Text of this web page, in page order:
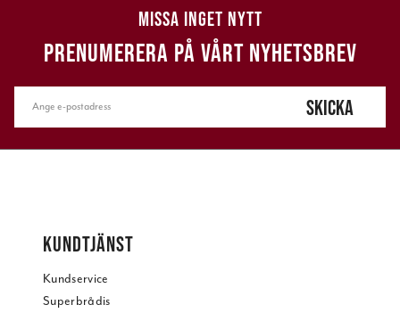
MISSA INGET NYTT
PRENUMERERA PÅ VÅRT NYHETSBREV
SKICKA
KUNDTJÄNST
Kundservice
Superbrådis